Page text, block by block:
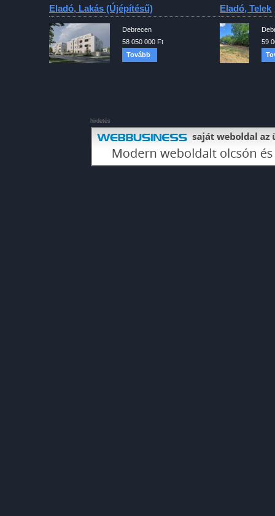
Eladó, Lakás (újépítésű)
Debrecen
58 050 000 Ft
Tovább
Eladó, Telek
59
hirdetés